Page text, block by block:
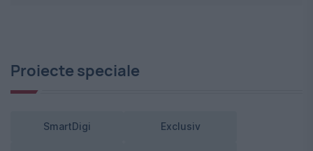
Proiecte speciale
SmartDigi Exclusiv